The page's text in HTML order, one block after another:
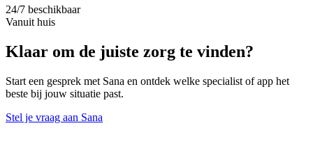
24/7 beschikbaar
Vanuit huis
Klaar om de juiste zorg te vinden?
Start een gesprek met Sana en ontdek welke specialist of app het
beste bij jouw situatie past.
Stel je vraag aan Sana